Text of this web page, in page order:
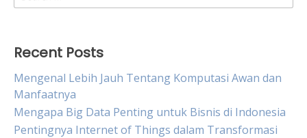
for:
Recent Posts
Mengenal Lebih Jauh Tentang Komputasi Awan dan
Manfaatnya
Mengapa Big Data Penting untuk Bisnis di Indonesia
Pentingnya Internet of Things dalam Transformasi